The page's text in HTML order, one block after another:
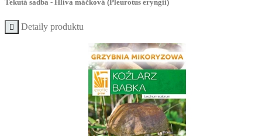
Tekutá sadba - Hlíva máčková (Pleurotus eryngii)
 Detaily produktu